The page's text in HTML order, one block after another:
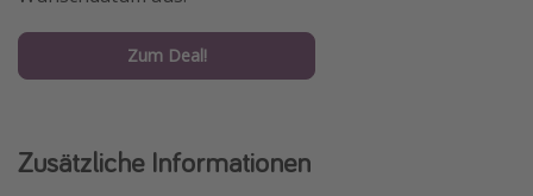
Zum Deal!
Zusätzliche Informationen